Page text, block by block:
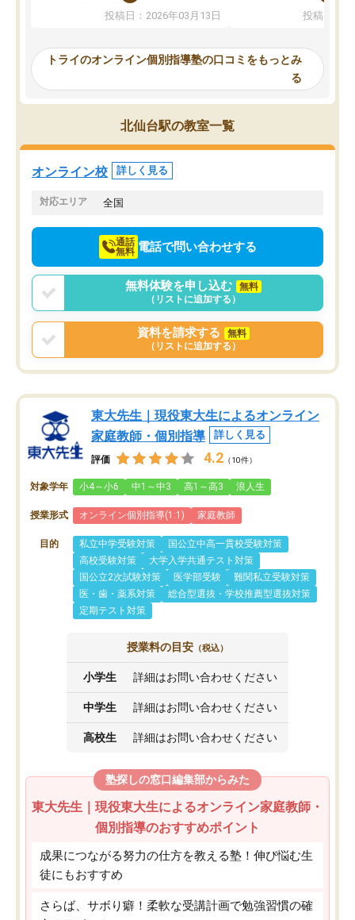
ないのは私たち講師の責任です」と言
ってくださり、確かに！と考えて、思
ったんですが、学生の先生から学ぶこ
み、徐々に成績が上がったらいいなと
思っていました。何が今足りないのか
を的確に指導いただき、子どももびっ
くりするほど楽しんでやる気を持って
塾を受けています。狙い通り、少しず
つ成績も上がり、苦手意識も無くなっ
てきたので、さらに苦手な数学も追加
でお願いしました。来年の高校受験に
投稿日：2026年03月13日
可能なので本当に助か
らないところをピンポイ
頂いて、とてもわかり
していました。一生を
スト、多少お金がかかっ
投稿日：
トライのオンライン個別指導塾の口コミをもっとみ
る
北仙台駅の教室一覧
オンライン校 詳しく見る
対応エリア 全国
通話
無料 電話で問い合わせする
無料体験を申し込む
無料
（リストに追加する）
資料を請求する
無料
（リストに追加する）
東大先生｜現役東大生によるオンライン
家庭教師・個別指導
詳しく見る
評価 4.2 （10件）
対象学年 小4～小6 中1～中3 高1～高3 浪人生
授業形式 オンライン個別指導(1:1) 家庭教師
目的 私立中学受験対策
国公立中高一貫校受験対策
高校受験対策
大学入学共通テスト対策
国公立2次試験対策
医学部受験
難関私立受験対策
医・歯・薬系対策
総合型選抜・学校推薦型選抜対策
定期テスト対策
授業料の目安 （税込）
小学生 詳細はお問い合わせください
中学生 詳細はお問い合わせください
高校生 詳細はお問い合わせください
塾探しの窓口編集部からみた
東大先生｜現役東大生によるオンライン家庭教師・
個別指導のおすすめポイント
成果につながる努力の仕方を教える塾！伸び悩む生
徒にもおすすめ
さらば、サボり癖！柔軟な受講計画で勉強習慣の確